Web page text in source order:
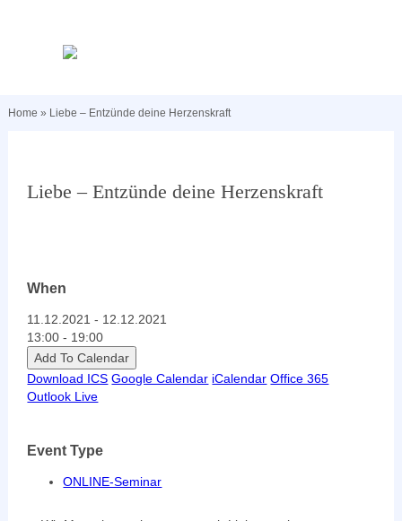
Home » Liebe – Entzünde deine Herzenskraft
Liebe – Entzünde deine Herzenskraft
When
11.12.2021 - 12.12.2021
13:00 - 19:00
Add To Calendar
Download ICS Google Calendar iCalendar Office 365
Outlook Live
Event Type
ONLINE-Seminar